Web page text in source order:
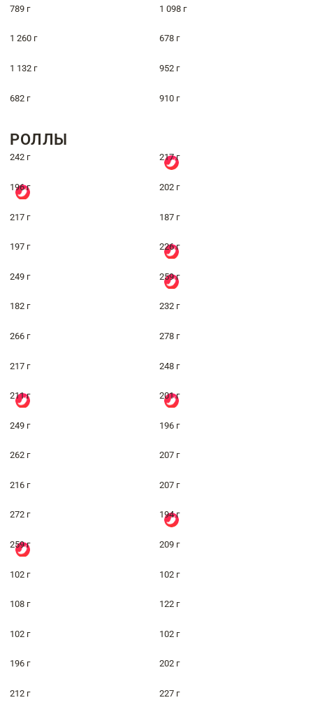
789 г 1 098 г
1 260 г 678 г
1 132 г 952 г
682 г 910 г
РОЛЛЫ
242 г 217 г
196 г 202 г
217 г 187 г
197 г 226 г
249 г 259 г
182 г 232 г
266 г 278 г
217 г 248 г
211 г 201 г
249 г 196 г
262 г 207 г
216 г 207 г
272 г 194 г
259 г 209 г
102 г 102 г
108 г 122 г
102 г 102 г
196 г 202 г
212 г 227 г